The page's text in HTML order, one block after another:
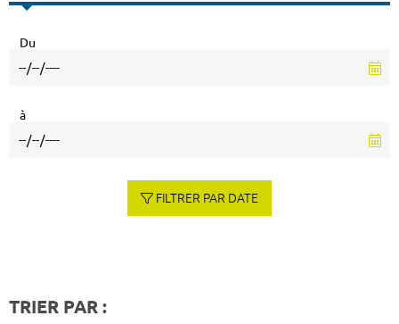
Du
à
FILTRER PAR DATE
TRIER PAR :